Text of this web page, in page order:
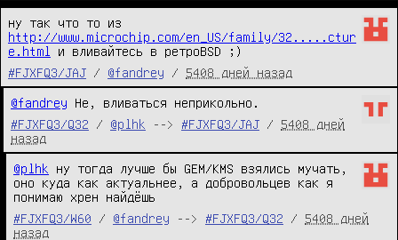
http://www.microchip.com/en_US/family/32.....ctur
e.html
и вливайтесь в ретроBSD ;)
#FJXFQ3/JAJ
/ @fandrey / 5408 дней назад
@fandrey Не, вливаться неприкольно.
#FJXFQ3/Q32
/ @plhk --> #FJXFQ3/JAJ / 5408 дней
назад
@plhk
ну тогда лучше бы GEM/KMS взялись мучать,
оно куда как актуальнее, а добровольцев как я
понимаю хрен найдёшь
#FJXFQ3/W60
/ @fandrey --> #FJXFQ3/Q32 / 5408 дней
назад